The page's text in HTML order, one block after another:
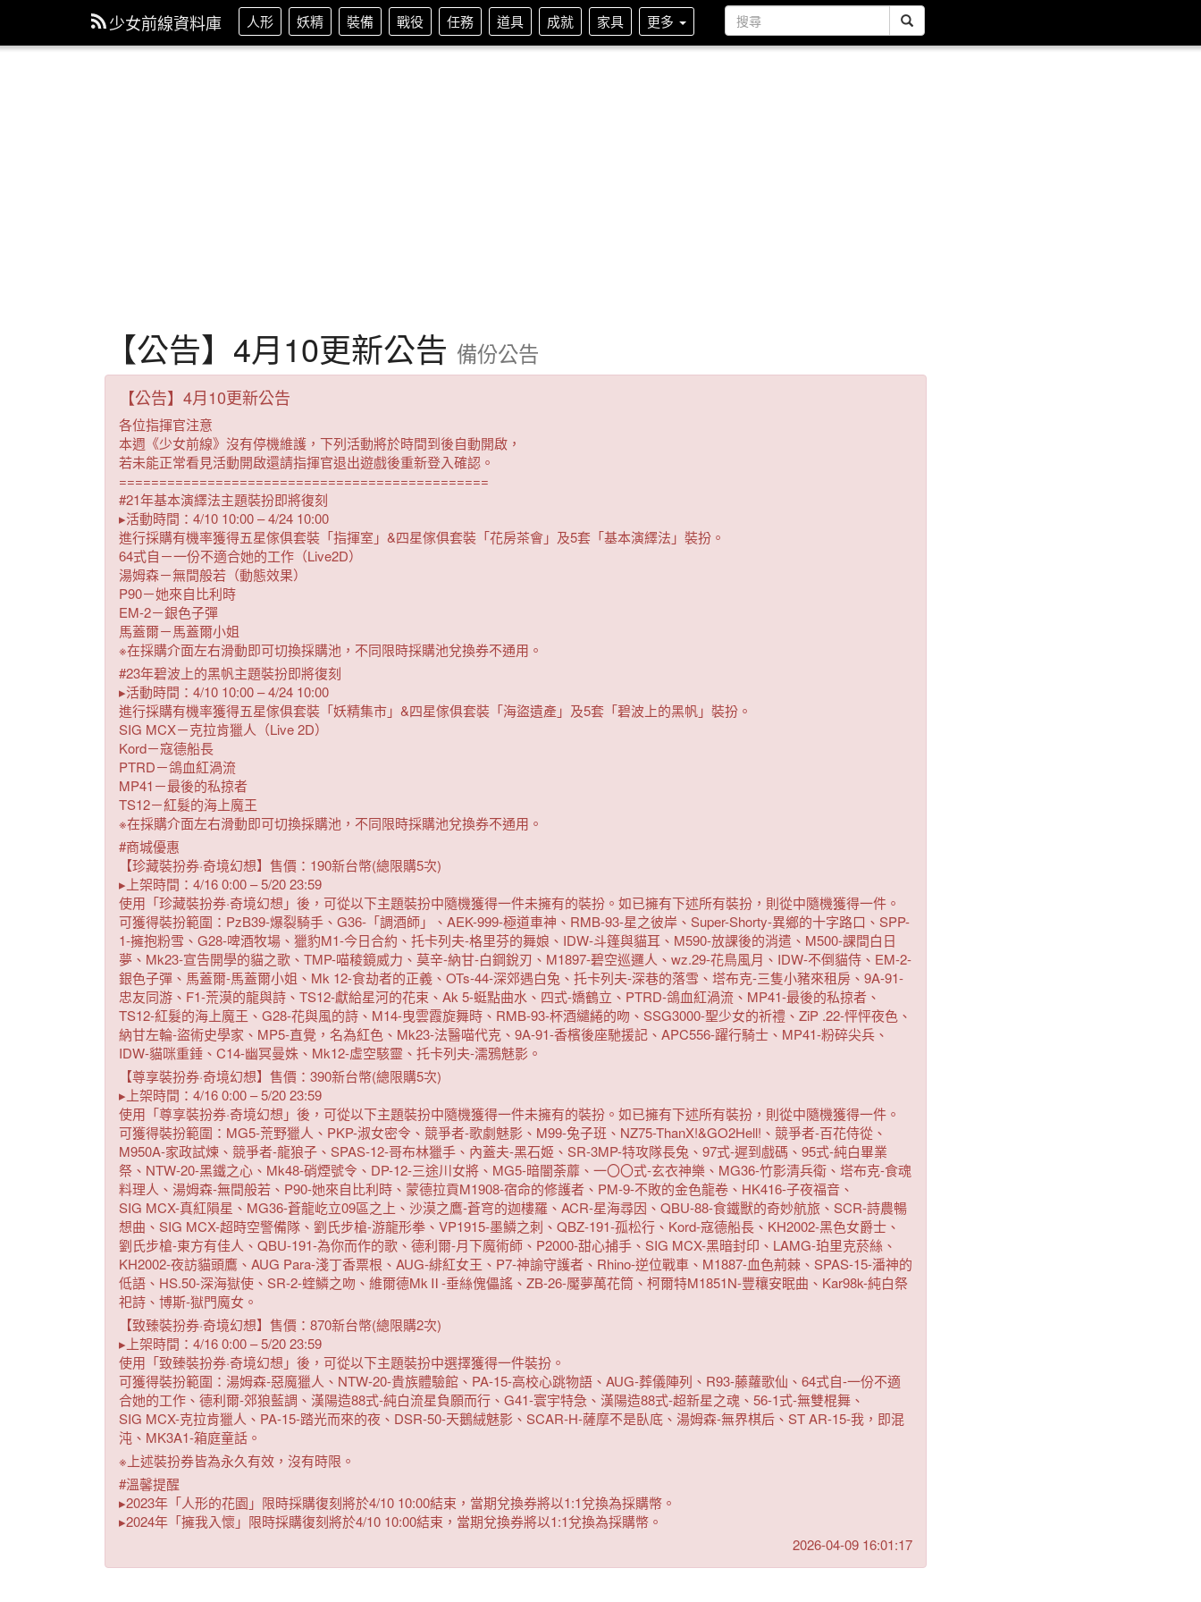
少女前線資料庫 人形 妖精 裝備 戰役 任務 道具 成就 家具 更多
【公告】4月10更新公告 備份公告
【公告】4月10更新公告
各位指揮官注意
本週《少女前線》沒有停機維護，下列活動將於時間到後自動開啟，
若未能正常看見活動開啟還請指揮官退出遊戲後重新登入確認。
==============================================
#21年基本演繹法主題裝扮即將復刻
▸活動時間：4/10 10:00 – 4/24 10:00
進行採購有機率獲得五星傢俱套裝「指揮室」&四星傢俱套裝「花房茶會」及5套「基本演繹法」裝扮。
64式自－一份不適合她的工作（Live2D）
湯姆森－無間般若（動態效果）
P90－她來自比利時
EM-2－銀色子彈
馬蓋爾－馬蓋爾小姐
※在採購介面左右滑動即可切換採購池，不同限時採購池兌換券不通用。
#23年碧波上的黑帆主題裝扮即將復刻
▸活動時間：4/10 10:00 – 4/24 10:00
進行採購有機率獲得五星傢俱套裝「妖精集市」&四星傢俱套裝「海盜遺產」及5套「碧波上的黑帆」裝扮。
SIG MCX－克拉肯獵人（Live 2D）
Kord－寇德船長
PTRD－鴿血紅渦流
MP41－最後的私掠者
TS12－紅髮的海上魔王
※在採購介面左右滑動即可切換採購池，不同限時採購池兌換券不通用。
#商城優惠
【珍藏裝扮券·奇境幻想】售價：190新台幣(總限購5次)
▸上架時間：4/16 0:00 – 5/20 23:59
使用「珍藏裝扮券·奇境幻想」後，可從以下主題裝扮中隨機獲得一件未擁有的裝扮。如已擁有下述所有裝扮，則從中隨機獲得一件。
可獲得裝扮範圍：PzB39-爆裂騎手、G36-「調酒師」、AEK-999-極道車神、RMB-93-星之彼岸、Super-Shorty-異鄉的十字路口、SPP-
1-擁抱粉雪、G28-啤酒牧場、獵豹M1-今日合約、托卡列夫-格里芬的舞娘、IDW-斗篷與貓耳、M590-放課後的消遣、M500-課間白日
夢、Mk23-宣告開學的貓之歌、TMP-喵稜鏡威力、莫辛-納甘-白鋼銳刃、M1897-碧空巡邏人、wz.29-花鳥風月、IDW-不倒貓侍、EM-2-
銀色子彈、馬蓋爾-馬蓋爾小姐、Mk 12-食劫者的正義、OTs-44-深郊遇白兔、托卡列夫-深巷的落雪、塔布克-三隻小豬來租房、9A-91-
忠友同游、F1-荒漠的龍與詩、TS12-獻給星河的花束、Ak 5-蜓點曲水、四式-嬌鶴立、PTRD-鴿血紅渦流、MP41-最後的私掠者、
TS12-紅髮的海上魔王、G28-花與風的詩、M14-曳雲霞旋舞時、RMB-93-杯酒繾綣的吻、SSG3000-聖少女的祈禮、ZiP .22-怦怦夜色、
納甘左輪-盜術史學家、MP5-直覺，名為紅色、Mk23-法醫喵代克、9A-91-香檳後座馳援記、APC556-躍行騎士、MP41-粉碎尖兵、
IDW-貓咪重錘、C14-幽冥曼姝、Mk12-虛空駭靈、托卡列夫-濡鴉魅影。
【尊享裝扮券·奇境幻想】售價：390新台幣(總限購5次)
▸上架時間：4/16 0:00 – 5/20 23:59
使用「尊享裝扮券·奇境幻想」後，可從以下主題裝扮中隨機獲得一件未擁有的裝扮。如已擁有下述所有裝扮，則從中隨機獲得一件。
可獲得裝扮範圍：MG5-荒野獵人、PKP-淑女密令、競爭者-歌劇魅影、M99-兔子班、NZ75-ThanX!&GO2Hell!、競爭者-百花侍從、
M950A-家政試煉、競爭者-龍狼子、SPAS-12-哥布林獵手、內蓋夫-黑石姬、SR-3MP-特攻隊長兔、97式-遲到戲碼、95式-純白畢業
祭、NTW-20-黑鐵之心、Mk48-硝煙號令、DP-12-三途川女將、MG5-暗闇荼蘼、一〇〇式-玄衣神樂、MG36-竹影清兵衛、塔布克-食魂
料理人、湯姆森-無間般若、P90-她來自比利時、蒙德拉貢M1908-宿命的修護者、PM-9-不敗的金色龍卷、HK416-子夜福音、
SIG MCX-真紅隕星、MG36-蒼龍屹立09區之上、沙漠之鷹-蒼穹的迦樓羅、ACR-星海尋因、QBU-88-食鐵獸的奇妙航旅、SCR-詩農暢
想曲、SIG MCX-超時空警備隊、劉氏步槍-游龍形拳、VP1915-墨鱗之刺、QBZ-191-孤松行、Kord-寇德船長、KH2002-黑色女爵士、
劉氏步槍-東方有佳人、QBU-191-為你而作的歌、德利爾-月下魔術師、P2000-甜心捕手、SIG MCX-黑暗封印、LAMG-珀里克菸絲、
KH2002-夜訪貓頭鷹、AUG Para-淺丁香票根、AUG-緋紅女王、P7-神諭守護者、Rhino-逆位戰車、M1887-血色荊棘、SPAS-15-潘神的
低語、HS.50-深海獄使、SR-2-蝰鱗之吻、維爾德MkⅡ-垂絲傀儡謠、ZB-26-魘夢萬花筒、柯爾特M1851N-豐穰安眠曲、Kar98k-純白祭
祀詩、博斯-獄門魔女。
【致臻裝扮券·奇境幻想】售價：870新台幣(總限購2次)
▸上架時間：4/16 0:00 – 5/20 23:59
使用「致臻裝扮券·奇境幻想」後，可從以下主題裝扮中選擇獲得一件裝扮。
可獲得裝扮範圍：湯姆森-惡魔獵人、NTW-20-貴族體驗館、PA-15-高校心跳物語、AUG-葬儀陣列、R93-藤蘿歌仙、64式自-一份不適
合她的工作、德利爾-郊狼藍調、漢陽造88式-純白流星負願而行、G41-寰宇特急、漢陽造88式-超新星之魂、56-1式-無雙棍舞、
SIG MCX-克拉肯獵人、PA-15-踏光而來的夜、DSR-50-天鵝絨魅影、SCAR-H-薩摩不是臥底、湯姆森-無界棋后、ST AR-15-我，即混
沌、MK3A1-箱庭童話。
※上述裝扮券皆為永久有效，沒有時限。
#溫馨提醒
▸2023年「人形的花園」限時採購復刻將於4/10 10:00結束，當期兌換券將以1:1兌換為採購幣。
▸2024年「擁我入懷」限時採購復刻將於4/10 10:00結束，當期兌換券將以1:1兌換為採購幣。
2026-04-09 16:01:17